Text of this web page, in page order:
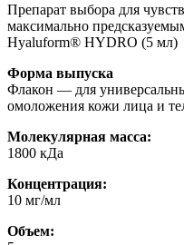
Препарат выбора для
максимально
Hyaluform® HYDRO (5 мл)
Форма выпуска
Флакон — для
омоложения кожи лица и
Молекулярная масса:
1800 кДа
Концентрация:
10 мг/мл
Объем: